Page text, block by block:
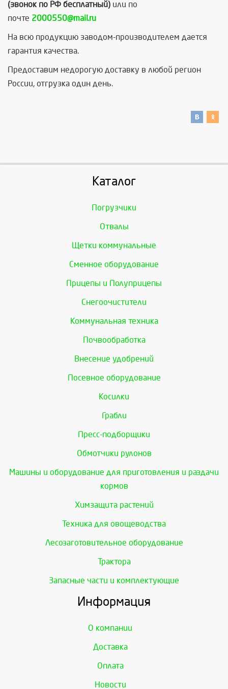
(звонок по РФ бесплатный) или по
почте 2000550@mail.ru
На всю продукцию заводом-производителем дается
гарантия качества.
Предоставим недорогую доставку в любой регион
России, отгрузка один день.
Каталог
Погрузчики
Отвалы
Щетки коммунальные
Сменное оборудование
Прицепы и Полуприцепы
Снегоочистители
Коммунальная техника
Почвообработка
Внесение удобрений
Посевное оборудование
Косилки
Грабли
Пресс-подборщики
Обмотчики рулонов
Машины и оборудование для приготовления и раздачи
кормов
Химзащита растений
Техника для овощеводства
Лесозаготовительное оборудование
Трактора
Запасные части и комплектующие
Информация
О компании
Доставка
Оплата
Новости